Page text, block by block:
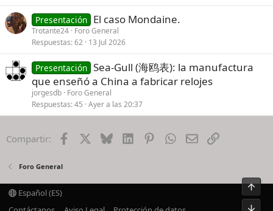
Presentación El caso Mondaine.
Trotante24 Foro General
Respuestas 62 13 Jul 2026
Presentación Sea-Gull (海鸥表): la manufactura
que enseñó a China a fabricar relojes
jorgesdb Foro General
Respuestas 45 Ayer a las 20:37
Compartir: Facebook BlueskyLinkedInPinterestWhatsApp
EmailEnlace
Foro General
Español (ES)